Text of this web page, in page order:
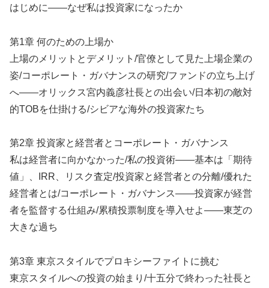
はじめに――なぜ私は投資家になったか
第1章 何のための上場か
上場のメリットとデメリット/官僚として見た上場企業の
姿/コーポレート・ガバナンスの研究/ファンドの立ち上げ
へ――オリックス宮内義彦社長との出会い/日本初の敵対
的TOBを仕掛ける/シビアな海外の投資家たち
第2章 投資家と経営者とコーポレート・ガバナンス
私は経営者に向かなかった/私の投資術――基本は「期待
値」、IRR、リスク査定/投資家と経営者との分離/優れた
経営者とは/コーポレート・ガバナンス――投資家が経営
者を監督する仕組み/累積投票制度を導入せよ――東芝の
大きな過ち
第3章 東京スタイルでプロキシーファイトに挑む
東京スタイルへの投資の始まり/十五分で終わった社長と